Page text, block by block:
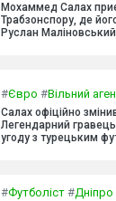
Мохаммед Салах
Трабзонспору, де
Руслан
#Євро #Вільний
Салах офіційно
Легендарний
угоду з турецьким
#Футболіст #Дніпро